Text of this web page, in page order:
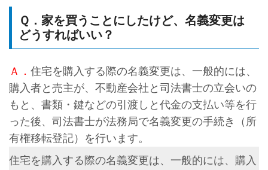
Ｑ．家を買うことにしたけど、名義変更は
どうすればいい？
Ａ． 住宅を購入する際の名義変更は、一般的には、
購入者と売主が、不動産会社と司法書士の立会いの
もと、書類・鍵などの引渡しと代金の支払い等を行
った後、司法書士が法務局で名義変更の手続き（所
有権移転登記）を行います。
住宅を購入する際の名義変更は、一般的には、購入